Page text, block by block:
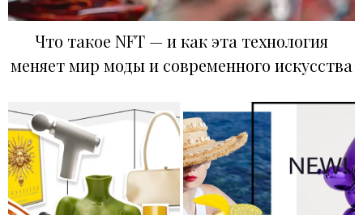
Что такое NFT — и как эта технология
меняет мир моды и современного искусства